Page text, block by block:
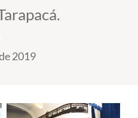
2019